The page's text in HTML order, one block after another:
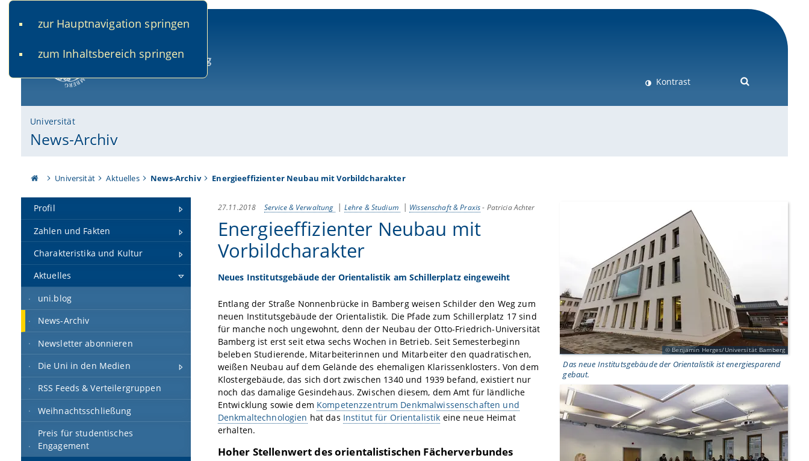
zur Hauptnavigation springen
zum Inhaltsbereich springen
Kontrast
Universität
News-Archiv
Universität Aktuelles News-Archiv Energieeffizienter Neubau mit Vorbildcharakter
Profil
Zahlen und Fakten
Charakteristika und Kultur
Aktuelles
uni.blog
News-Archiv
Newsletter abonnieren
Die Uni in den Medien
RSS Feeds & Verteilergruppen
Weihnachtsschließung
Preis für studentisches
Engagement
Benjamin Herges/Universität Bamberg
Das neue Institutsgebäude der Orientalistik ist energiesparend
gebaut.
27.11.2018 Service & Verwaltung Lehre & Studium Wissenschaft & Praxis- Patricia Achter
Energieeffizienter Neubau mit
Vorbildcharakter
Neues Institutsgebäude der Orientalistik am Schillerplatz eingeweiht
Entlang der Straße Nonnenbrücke in Bamberg weisen Schilder den Weg zum
neuen Institutsgebäude der Orientalistik. Die Pfade zum Schillerplatz 17 sind
für manche noch ungewohnt, denn der Neubau der Otto-Friedrich-Universität
Bamberg ist erst seit etwa sechs Wochen in Betrieb. Seit Semesterbeginn
beleben Studierende, Mitarbeiterinnen und Mitarbeiter den quadratischen,
weißen Neubau auf dem Gelände des ehemaligen Klarissenklosters. Von dem
Klostergebäude, das sich dort zwischen 1340 und 1939 befand, existiert nur
noch das damalige Gesindehaus. Zwischen diesem, dem Amt für ländliche
Entwicklung sowie dem Kompetenzzentrum Denkmalwissenschaften und
Denkmaltechnologien hat das Institut für Orientalistik eine neue Heimat
erhalten.
Hoher Stellenwert des orientalistischen Fächerverbundes